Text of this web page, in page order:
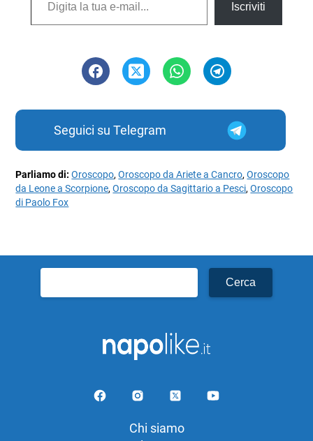
Iscriviti
Seguici su Telegram
Parliamo di:Oroscopo,Oroscopo da Ariete a Cancro,Oroscopo
da Leone a Scorpione,Oroscopo da Sagittario a Pesci,Oroscopo
di Paolo Fox
per:
Chi siamo